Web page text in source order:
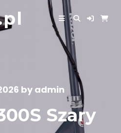
by admin
Szary